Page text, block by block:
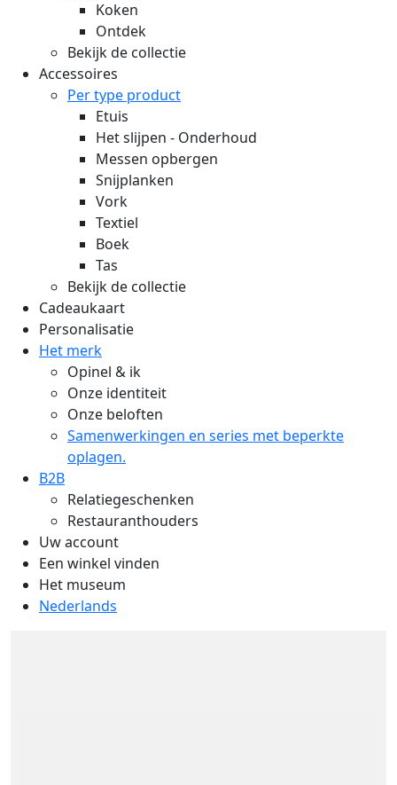
Koken
Ontdek
Bekijk de collectie
Accessoires
Per type product
Etuis
Het slijpen - Onderhoud
Messen opbergen
Snijplanken
Vork
Textiel
Boek
Tas
Bekijk de collectie
Cadeaukaart
Personalisatie
Het merk
Opinel & ik
Onze identiteit
Onze beloften
Samenwerkingen en series met beperkte
oplagen.
B2B
Relatiegeschenken
Restauranthouders
Uw account
Een winkel vinden
Het museum
Nederlands